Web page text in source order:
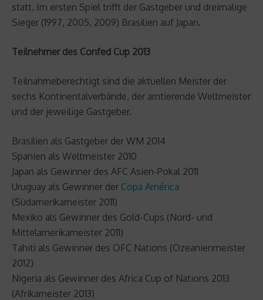
statt. Im ersten Spiel trifft der Gastgeber und dreimalige
Sieger (1997, 2005, 2009) Brasilien auf Japan.
Teilnehmer des Confed Cup 2013
Teilnahmeberechtigt sind die aktuellen Meister der
sechs Kontinentalverbände, der amtierende Weltmeister
und der jeweilige Gastgeber.
Brasilien als Gastgeber der WM 2014
Spanien als Weltmeister 2010
Japan als Gewinner des AFC Asien-Pokal 2011
Uruguay als Gewinner der Copa América
(Südamerikameister 2011)
Mexiko als Gewinner des Gold-Cups (Nord- und
Mittelamerikameister 2011)
Tahiti als Gewinner des OFC Nations (Ozeanienmeister
2012)
Nigeria als Gewinner des Africa Cup of Nations 2013
(Afrikameister 2013)